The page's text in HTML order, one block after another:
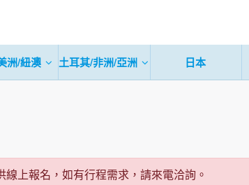
洲/紐澳 土耳其/非洲/亞洲 日本
上報名，如有行程需求，請來電洽詢。